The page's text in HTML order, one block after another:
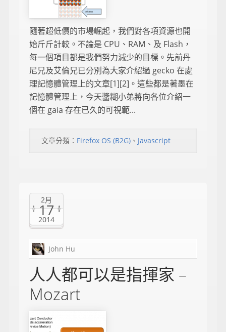
隨著超低價的市場崛起，我們對各項資源也開
始斤斤計較。不論是 CPU、RAM、及 Flash，
每一個項目都是我們努力減少的目標。先前丹
尼兄及艾倫兄已分別為大家介紹過 gecko 在處
理記憶體管理上的文章[1][2]。這些都是著墨在
記憶體管理上，今天醬糊小弟將向各位介紹一
個在 gaia 存在已久的可視範...
文章分類： Firefox OS (B2G) 、 Javascript
2月
17
2014
John Hu
人人都可以是指揮家 –
Mozart